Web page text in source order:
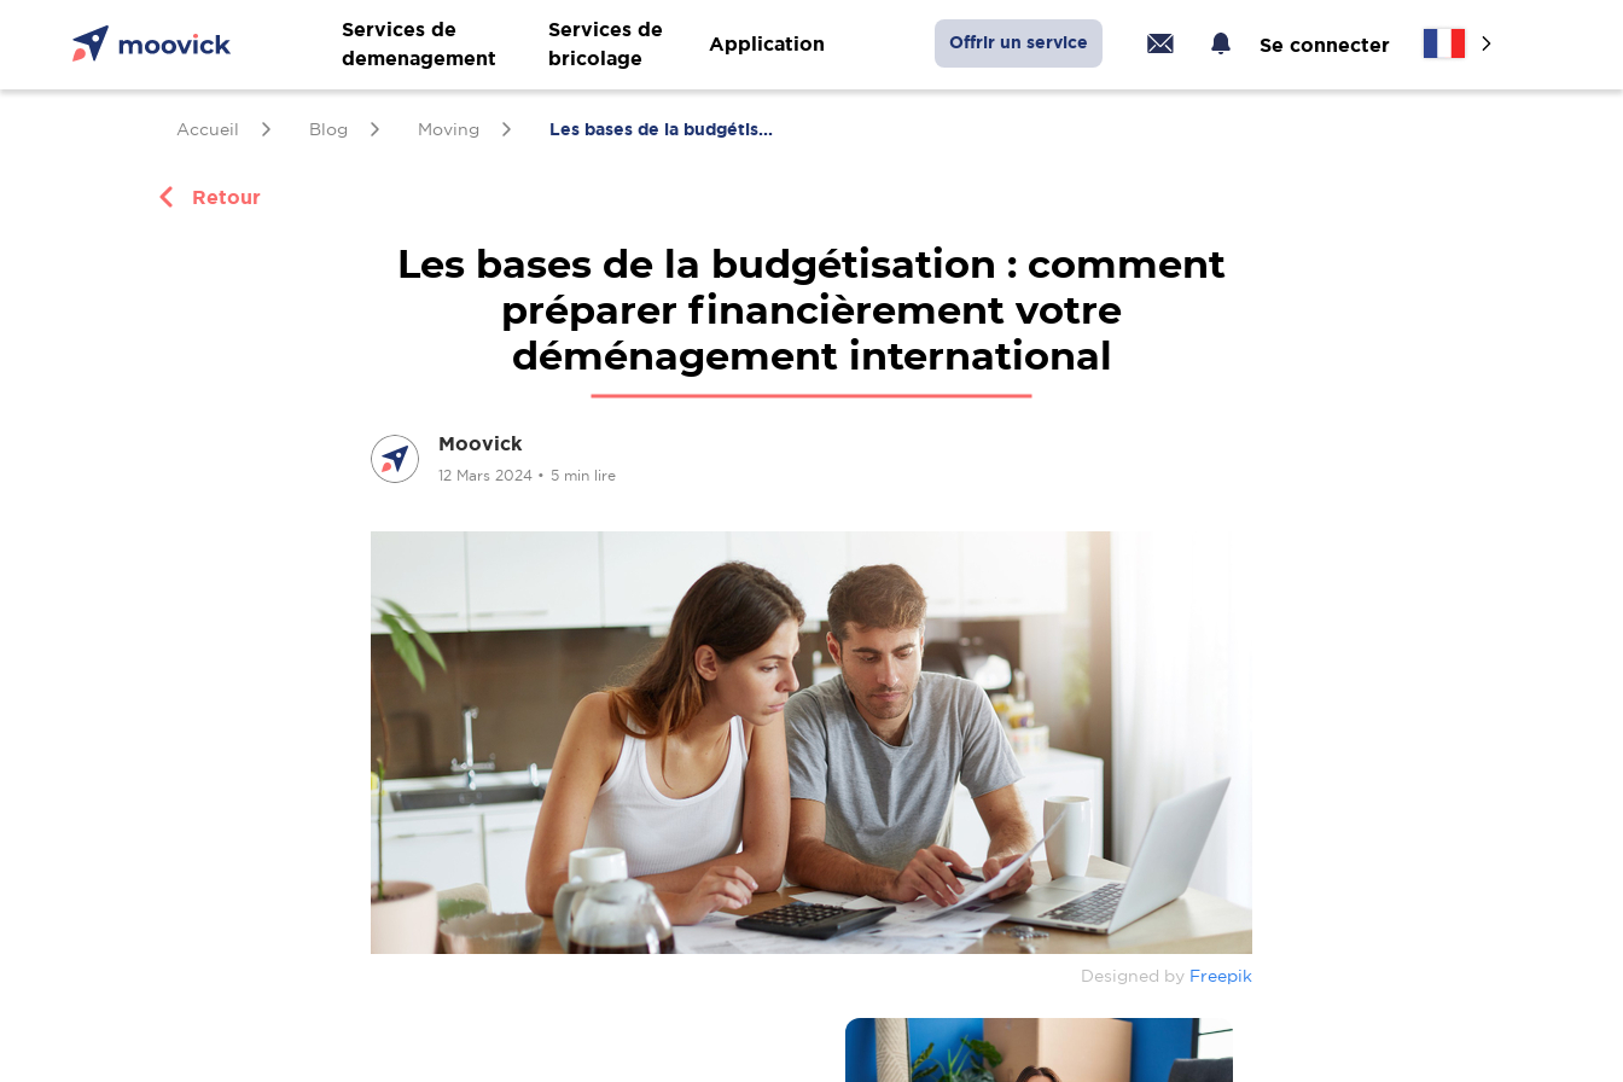
Services de
demenagement
Services de
bricolage
Application Offrir un service Se connecter
Accueil Blog Moving Les bases de la budgétis...
Retour
Les bases de la budgétisation : comment
préparer financièrement votre
déménagement international
Moovick
12 Mars 2024 • 5 min lire
Designed by Freepik